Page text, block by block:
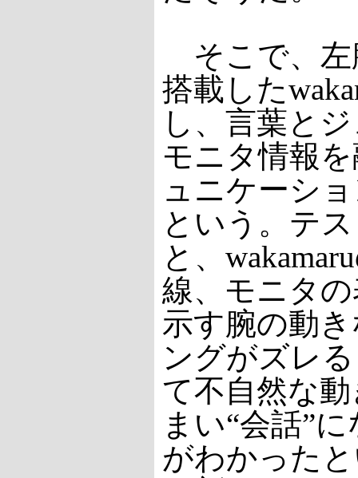
そこで、左
搭載した
し、言葉と
モニタ情報
ュニケーシ
という。テ
と、
線、モニタ
示す腕の動
ングがズレ
て不自然な
まい“会話”
がわかった